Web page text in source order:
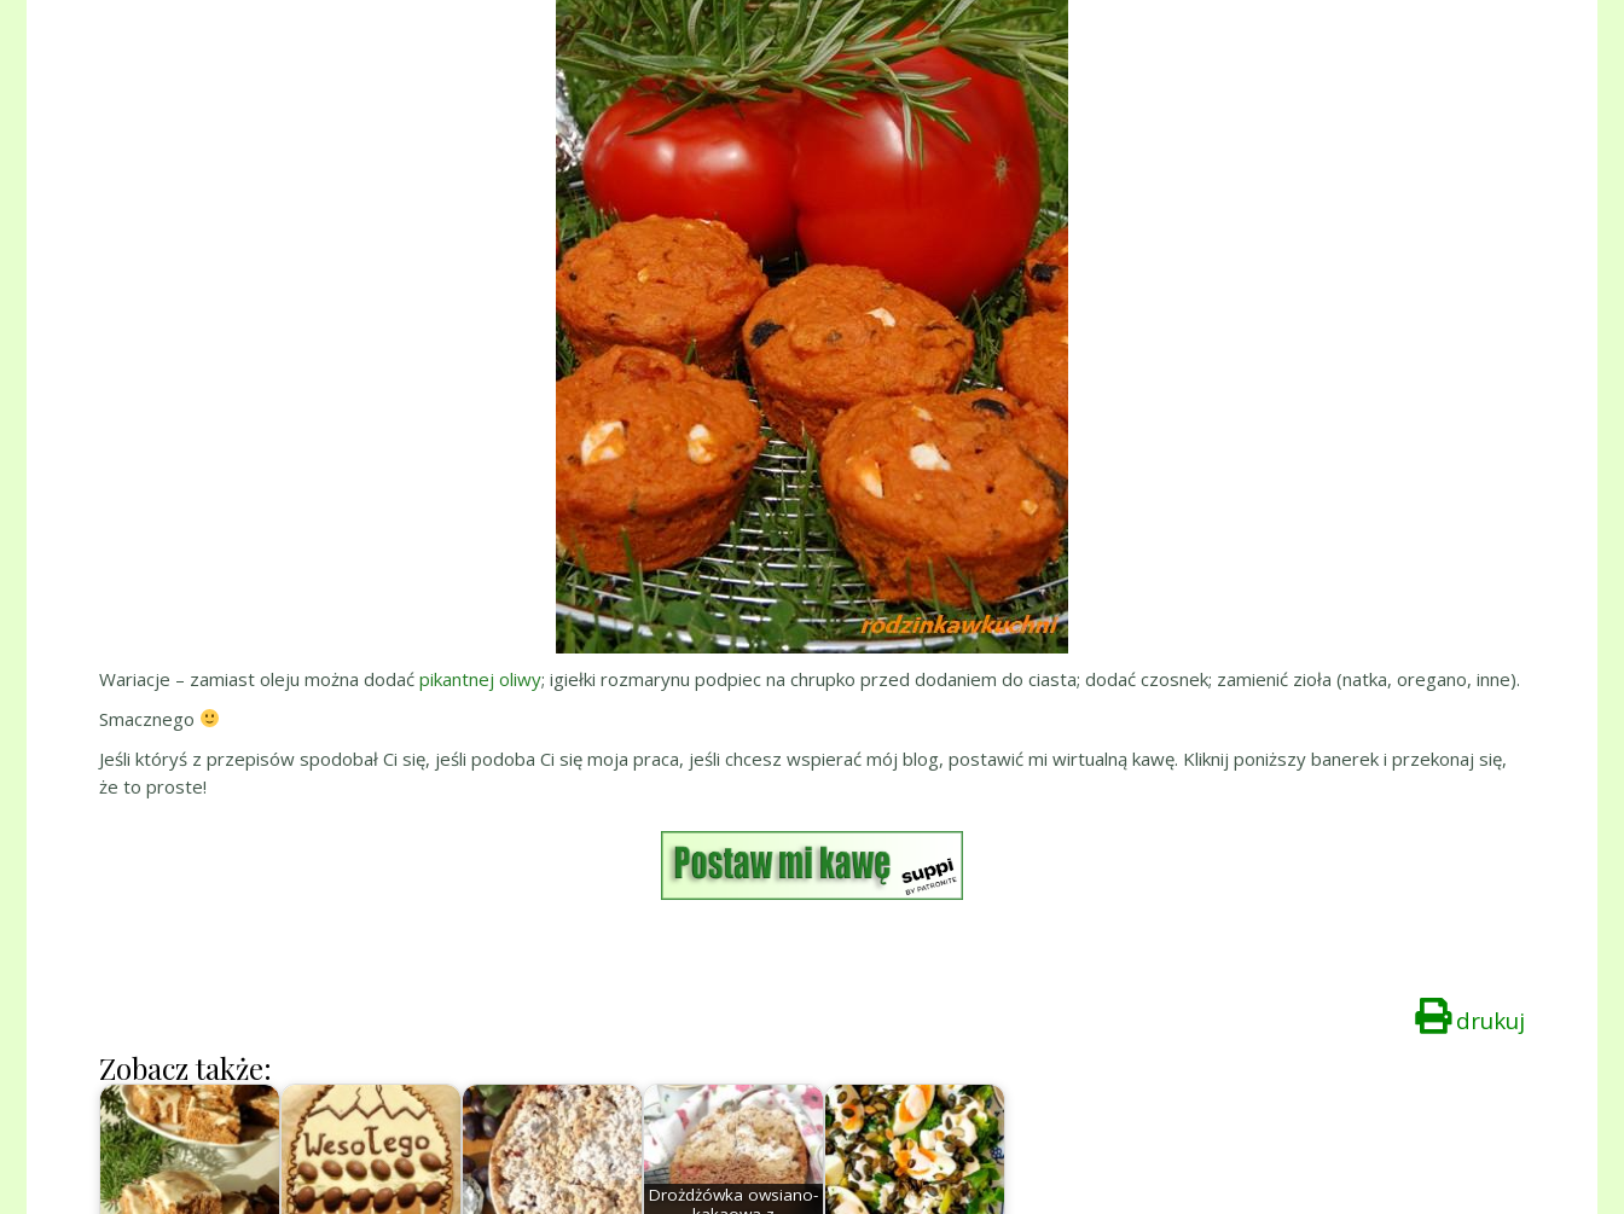
Wariacje – zamiast oleju można dodać pikantnej oliwy; igiełki rozmarynu podpiec na chrupko przed dodaniem do ciasta; dodać czosnek; zamienić zioła (natka, oregano, inne).
Smacznego
Jeśli któryś z przepisów spodobał Ci się, jeśli podoba Ci się moja praca, jeśli chcesz wspierać mój blog, postawić mi wirtualną kawę. Kliknij poniższy banerek i przekonaj się,
że to proste!
drukuj
Zobacz także:
Drożdżówka owsiano-